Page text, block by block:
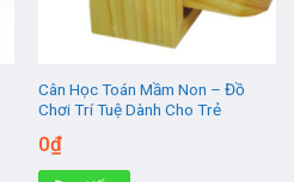
Cân Học Toán Mầm Non – Đồ
Chơi Trí Tuệ Dành Cho Trẻ
0₫